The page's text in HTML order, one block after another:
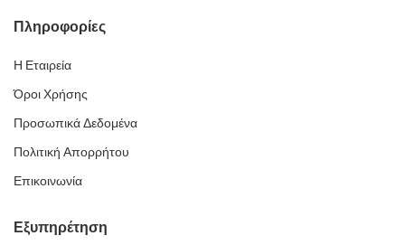
Πληροφορίες
Η Εταιρεία
Όροι Χρήσης
Προσωπικά Δεδομένα
Πολιτική Απορρήτου
Επικοινωνία
Εξυπηρέτηση